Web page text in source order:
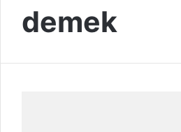
demek